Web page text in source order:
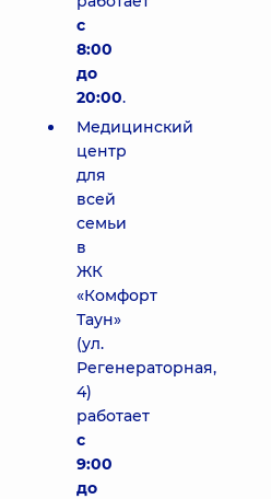
с
8:00
до
20:00.
Медицинский
центр
для
всей
семьи
в
ЖК
«Комфорт
Таун»
(ул.
Регенераторная,
4)
работает
с
9:00
до